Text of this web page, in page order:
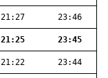
21:27 23:46
21:25 23:45
21:22 23:44